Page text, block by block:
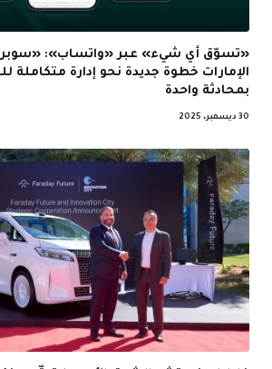
«تسوّق أي شيء» عبر «واتساب»:
الإمارات خطوة جديدة نحو إدارة متكاملة
بمحادثة واحدة
30 ديسمبر، 2025